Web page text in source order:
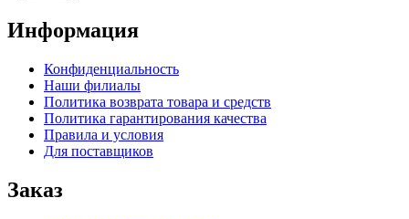
Информация
Конфиденциальность
Наши филиалы
Политика возврата товара и средств
Политика гарантирования качества
Правила и условия
Для поставщиков
Заказ